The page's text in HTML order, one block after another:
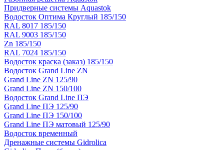
Придверные системы Aquastok
Водосток Оптима Круглый 185/150
RAL 8017 185/150
RAL 9003 185/150
Zn 185/150
RAL 7024 185/150
Водосток краска (заказ) 185/150
Водосток Grand Line ZN
Grand Line ZN 125/90
Grand Line ZN 150/100
Водосток Grand Line ПЭ
Grand Line ПЭ 125/90
Grand Line ПЭ 150/100
Grand Line ПЭ матовый 125/90
Водосток временный
Дренажные системы Gidrolica